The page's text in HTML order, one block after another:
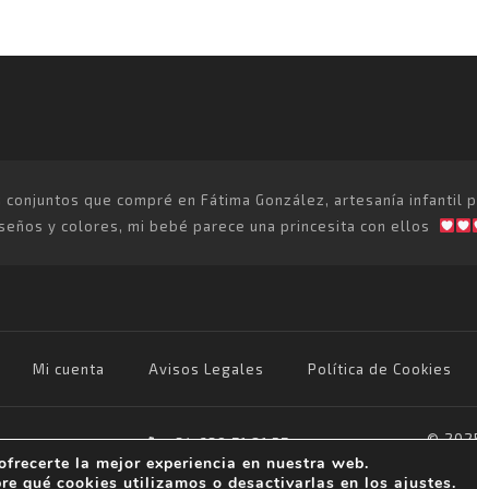
que compré en Fátima González, artesanía infantil
y colores, mi bebé parece una princesita con ellos
Mi cuenta Avisos Legales Política de Cookies
+34 639 71 81 57
f.gonzalezartesaniainfantil@gmail.com
©
la mejor experiencia en nuestra web.
qué cookies utilizamos o desactivarlas en losajustes.